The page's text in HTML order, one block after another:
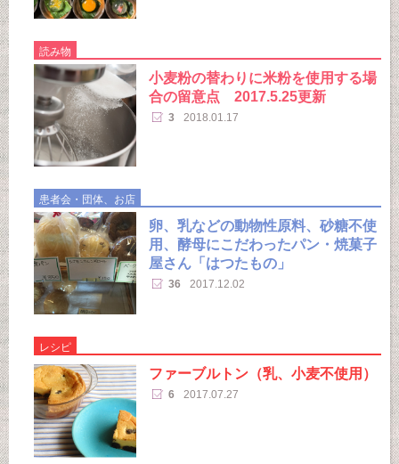
読み物
小麦粉の替わりに米粉を使用する場
合の留意点 2017.5.25更新
3 2018.01.17
患者会・団体、お店
卵、乳などの動物性原料、砂糖不使
用、酵母にこだわったパン・焼菓子
屋さん「はつたもの」
36 2017.12.02
レシピ
ファーブルトン（乳、小麦不使用）
6 2017.07.27